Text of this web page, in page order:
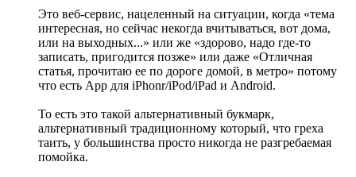
Это веб-сервис, нацеленный на ситуации, когда «тема
интересная, но сейчас некогда вчитываться, вот дома,
или на выходных...» или же «здорово, надо где-то
записать, пригодится позже» или даже «Отличная
статья, прочитаю ее по дороге домой, в метро» потому
что есть App для iPhonr/iPod/iPad и Android.
То есть это такой альтернативный букмарк,
альтернативный традиционному который, что греха
таить, у большинства просто никогда не разгребаемая
помойка.